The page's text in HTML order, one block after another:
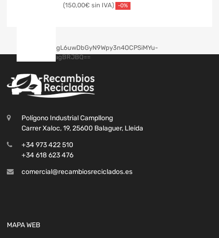
150,00€ -0%
Polígono Industrial Campllong
Carrer Xaloc, 19, 25600 Balaguer, Lleida
+34 973 422 510
+34 618 623 476
comercial@recambiosreciclados.es
MAPA WEB